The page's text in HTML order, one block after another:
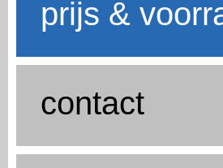
prijs &
contact